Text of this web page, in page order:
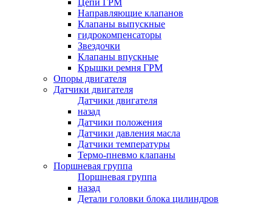
Цепи ГРМ
Направляющие клапанов
Клапаны выпускные
гидрокомпенсаторы
Звездочки
Клапаны впускные
Крышки ремня ГРМ
Опоры двигателя
Датчики двигателя
Датчики двигателя
назад
Датчики положения
Датчики давления масла
Датчики температуры
Термо-пневмо клапаны
Поршневая группа
Поршневая группа
назад
Детали головки блока цилиндров